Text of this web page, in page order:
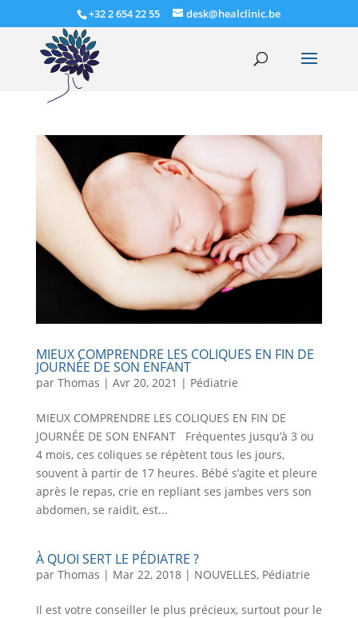
+32 2 654 22 55 desk@healclinic.be
MIEUX COMPRENDRE LES COLIQUES EN FIN DE
JOURNÉE DE SON ENFANT
par Thomas | Avr 20, 2021 | Pédiatrie
MIEUX COMPRENDRE LES COLIQUES EN FIN DE
JOURNÉE DE SON ENFANT Fréquentes jusqu’à 3 ou
4 mois, ces coliques se répètent tous les jours,
souvent à partir de 17 heures. Bébé s’agite et pleure
après le repas, crie en repliant ses jambes vers son
abdomen, se raidit, est...
À QUOI SERT LE PÉDIATRE ?
par Thomas | Mar 22, 2018| NOUVELLES, Pédiatrie
Il est votre conseiller le plus précieux, surtout pour le